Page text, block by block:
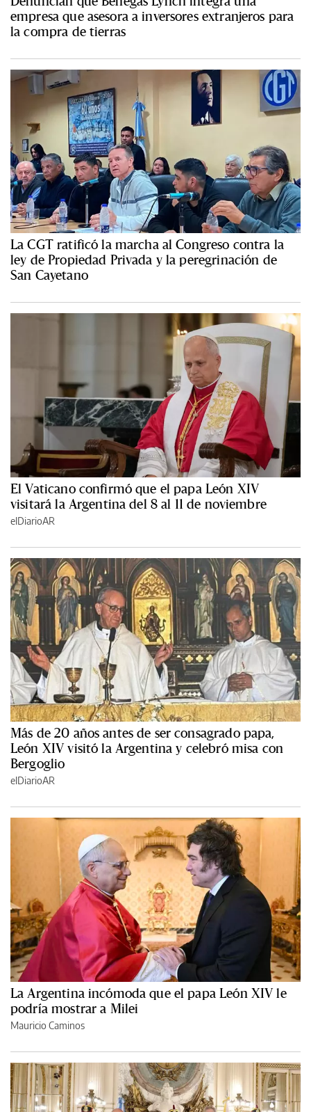
empresa que asesora a inversores extranjeros para
la compra de tierras
La CGT ratificó la marcha al Congreso contra la
ley de Propiedad Privada y la peregrinación de
San Cayetano
El Vaticano confirmó que el papa León XIV
visitará la Argentina del 8 al 11 de noviembre
elDiarioAR
Más de 20 años antes de ser consagrado papa,
León XIV visitó la Argentina y celebró misa con
Bergoglio
elDiarioAR
La Argentina incómoda que el papa León XIV le
podría mostrar a Milei
Mauricio Caminos